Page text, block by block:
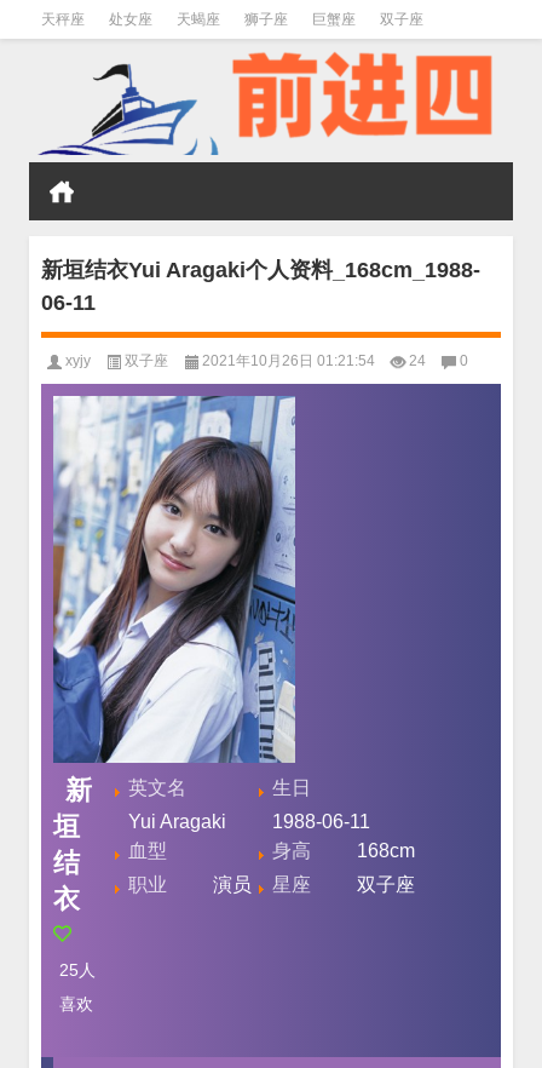
天秤座 处女座 天蝎座 狮子座 巨蟹座 双子座
新垣结衣Yui Aragaki个人资料_168cm_1988-
06-11
xyjy 双子座 2021年10月26日 01:21:54 24 0
新
垣
结
衣
25人
喜欢
英文名
Yui Aragaki
生日
1988-06-11
血型
身高
168cm
职业
演员 星座 双子座